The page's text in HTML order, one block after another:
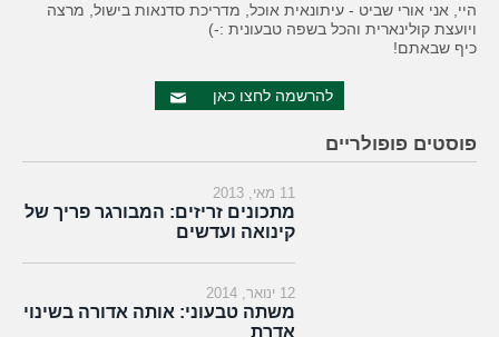
היי, אני אורי שביט - עיתונאית אוכל, מדריכת סדנאות בישול, מרצה
ויועצת קולינארית והכל בשפה טבעונית :-)
כיף שבאתם!
להרשמה לחצו כאן
פוסטים פופולריים
11 מאי, 2013
מתכונים זריזים: המבורגר פריך של
קינואה ועדשים
12 ינואר, 2014
משתה טבעוני: אותה אדורה בשינוי
אדרת